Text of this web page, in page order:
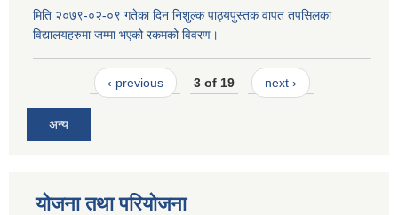
मिति २०७९-०२-०९ गतेका दिन निशुल्क पाठ्यपुस्तक वापत तपसिलका
विद्यालयहरुमा जम्मा भएको रकमको विवरण।
‹ previous 3 of 19 next ›
अन्य
योजना तथा परियोजना